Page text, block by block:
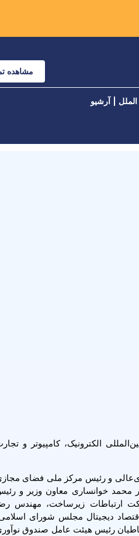
مشاهده
آرشیو
بیست و ششمین نمایشگاه بین‌المللی الکترونیک، کامپیوتر و
و رئیس مرکز ملی فضای
محمد خوانساری معاون وزیر و
ارتباطات زیرساخت، مهندس
دیجیتال مجلس شورای
رئیس هیئت عامل صندوق